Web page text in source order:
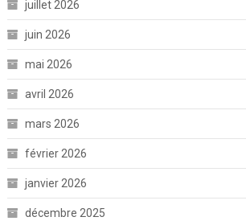
juillet 2026
juin 2026
mai 2026
avril 2026
mars 2026
février 2026
janvier 2026
décembre 2025